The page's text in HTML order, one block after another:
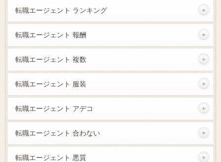
転職エージェント ランキング
転職エージェント 報酬
転職エージェント 複数
転職エージェント 服装
転職エージェント アデコ
転職エージェント 合わない
転職エージェント 悪質